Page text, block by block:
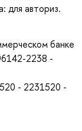
для авториз.
банке
2238 -
- 2231520 -